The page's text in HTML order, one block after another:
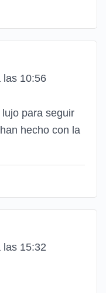
las 10:56
para seguir
hecho con la
las 15:32